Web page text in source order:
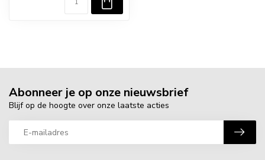
Abonneer je op onze nieuwsbrief
Blijf op de hoogte over onze laatste acties